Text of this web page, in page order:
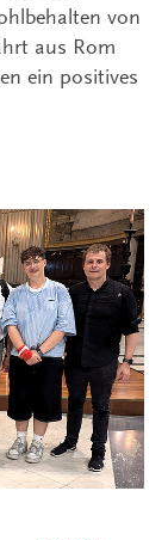
von
aus Rom
ein positives